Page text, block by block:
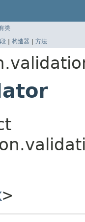
类
| 构造器 | 方法
>